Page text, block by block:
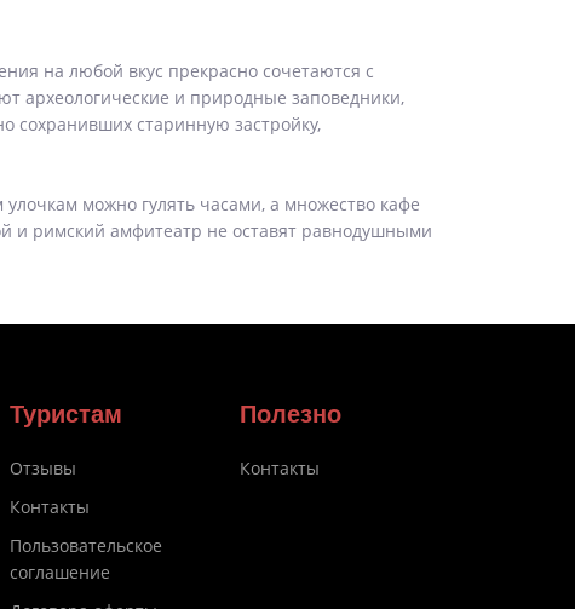
на любой вкус прекрасно сочетаются с
археологические и природные заповедники,
сохранивших старинную застройку,
можно гулять часами, а множество кафе
и римский амфитеатр не оставят равнодушными
Туристам
Отзывы
Контакты
Пользовательское
соглашение
Полезно
Контакты